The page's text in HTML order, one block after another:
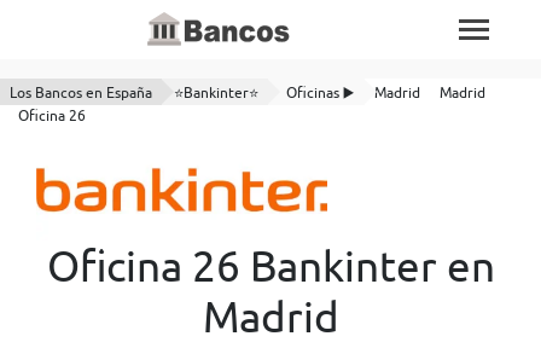
Los Bancos en España ⭐Bankinter⭐ Oficinas ▶️ Madrid
Madrid
Oficina 26
Oficina 26 Bankinter en
Madrid